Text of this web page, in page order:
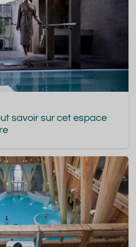
savoir sur cet espace